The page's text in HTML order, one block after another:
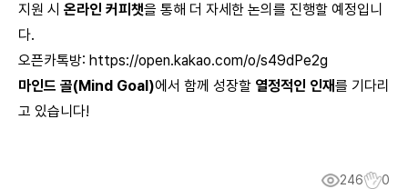
지원 시 온라인 커피챗을 통해 더 자세한 논의를 진행할 예정입니
다.
오픈카톡방: https://open.kakao.com/o/s49dPe2g
마인드 골(Mind Goal)에서 함께 성장할 열정적인 인재를 기다리
고 있습니다!
246 0